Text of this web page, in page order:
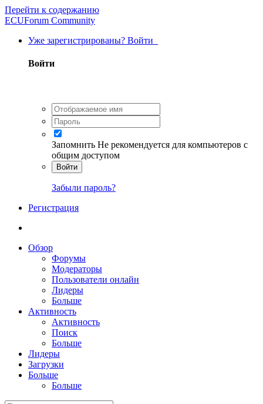
Перейти к содержанию
ECUForum Community
Уже зарегистрированы? Войти
Войти
Запомнить Не рекомендуется для компьютеров с
общим доступом
Войти
Забыли пароль?
Регистрация
Обзор
Форумы
Модераторы
Пользователи онлайн
Лидеры
Больше
Активность
Активность
Поиск
Больше
Лидеры
Загрузки
Больше
Больше